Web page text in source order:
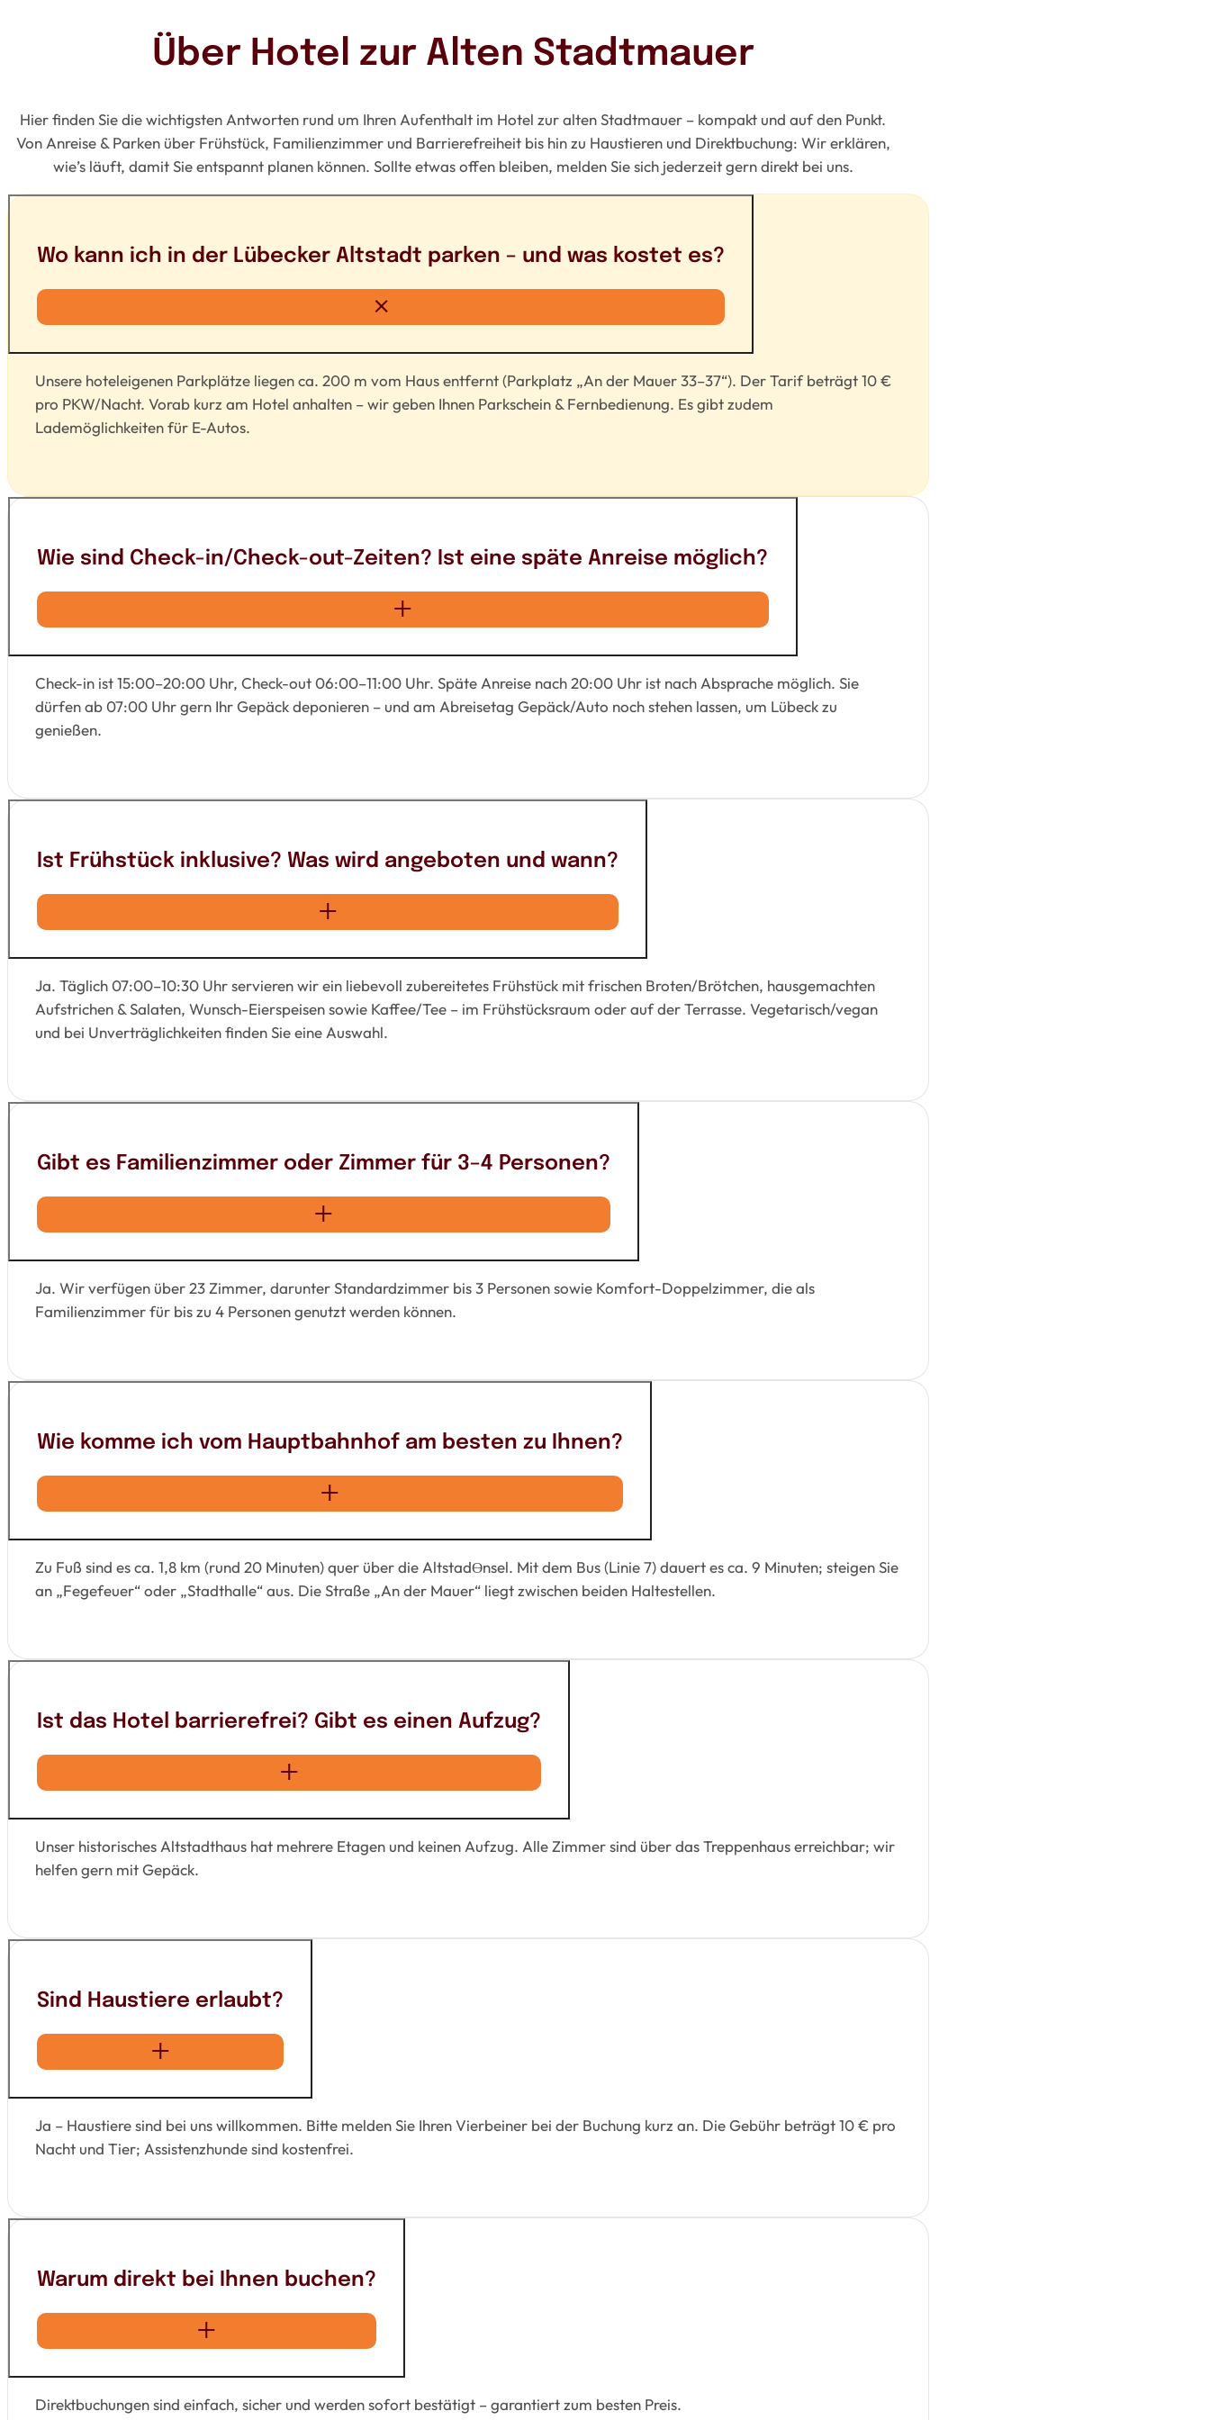
Über Hotel zur Alten Stadtmauer
Hier finden Sie die wichtigsten Antworten rund um Ihren Aufenthalt im Hotel zur alten Stadtmauer – kompakt und auf den Punkt.
Von Anreise & Parken über Frühstück, Familienzimmer und Barrierefreiheit bis hin zu Haustieren und Direktbuchung: Wir erklären,
wie’s läuft, damit Sie entspannt planen können. Sollte etwas offen bleiben, melden Sie sich jederzeit gern direkt bei uns.
Wo kann ich in der Lübecker Altstadt parken – und was kostet es?
Unsere hoteleigenen Parkplätze liegen ca. 200 m vom Haus entfernt (Parkplatz „An der Mauer 33–37“). Der Tarif beträgt 10 €
pro PKW/Nacht. Vorab kurz am Hotel anhalten – wir geben Ihnen Parkschein & Fernbedienung. Es gibt zudem
Lademöglichkeiten für E-Autos.
Wie sind Check-in/Check-out-Zeiten? Ist eine späte Anreise möglich?
Check-in ist 15:00–20:00 Uhr, Check-out 06:00–11:00 Uhr. Späte Anreise nach 20:00 Uhr ist nach Absprache möglich. Sie
dürfen ab 07:00 Uhr gern Ihr Gepäck deponieren – und am Abreisetag Gepäck/Auto noch stehen lassen, um Lübeck zu
genießen.
Ist Frühstück inklusive? Was wird angeboten und wann?
Ja. Täglich 07:00–10:30 Uhr servieren wir ein liebevoll zubereitetes Frühstück mit frischen Broten/Brötchen, hausgemachten
Aufstrichen & Salaten, Wunsch-Eierspeisen sowie Kaffee/Tee – im Frühstücksraum oder auf der Terrasse. Vegetarisch/vegan
und bei Unverträglichkeiten finden Sie eine Auswahl.
Gibt es Familienzimmer oder Zimmer für 3–4 Personen?
Ja. Wir verfügen über 23 Zimmer, darunter Standardzimmer bis 3 Personen sowie Komfort-Doppelzimmer, die als
Familienzimmer für bis zu 4 Personen genutzt werden können.
Wie komme ich vom Hauptbahnhof am besten zu Ihnen?
Zu Fuß sind es ca. 1,8 km (rund 20 Minuten) quer über die AltstadƟnsel. Mit dem Bus (Linie 7) dauert es ca. 9 Minuten; steigen Sie
an „Fegefeuer“ oder „Stadthalle“ aus. Die Straße „An der Mauer“ liegt zwischen beiden Haltestellen.
Ist das Hotel barrierefrei? Gibt es einen Aufzug?
Unser historisches Altstadthaus hat mehrere Etagen und keinen Aufzug. Alle Zimmer sind über das Treppenhaus erreichbar; wir
helfen gern mit Gepäck.
Sind Haustiere erlaubt?
Ja – Haustiere sind bei uns willkommen. Bitte melden Sie Ihren Vierbeiner bei der Buchung kurz an. Die Gebühr beträgt 10 € pro
Nacht und Tier; Assistenzhunde sind kostenfrei.
Warum direkt bei Ihnen buchen?
Direktbuchungen sind einfach, sicher und werden sofort bestätigt – garantiert zum besten Preis.